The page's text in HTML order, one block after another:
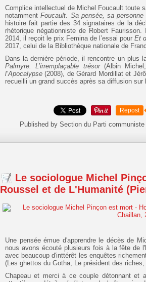
Complice intellectuel de Michel Foucault toute
notammentFoucault. Sa pensée, sa personne
histoire fait partie des 34 signataires de la
rhétorique négationniste de Robert
2014, il reçoit le prix Femina de l’essai pourEt
2017, celui de la Bibliothèque nationale de
Dans la dernière période, il rencontre un plus
Palmyre. L’irremplaçable trésor(Albin
l’Apocalypse (2008), de Gérard Mordillat et
recueilli un grand succès après sa diffusion sur
Repost
Published by Section du Parti
Le sociologue Michel
Roussel et de L'Humanité
Une pensée émue d'apprendre le décès de
nous avons écouté plusieurs fois à la fête de
avec beaucoup d'inttérêt les enquêtes
(Les ghettos du Gotha, Le président des
Chapeau et merci à ce couple détonnant et